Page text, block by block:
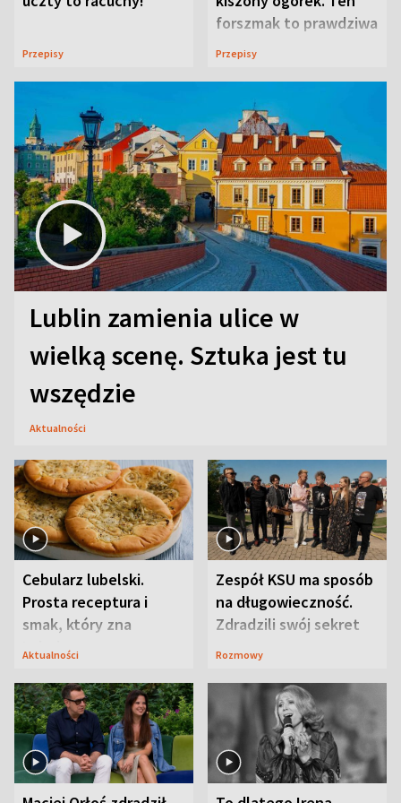
Przepisy
forszmak to prawdziwa
uczta
Przepisy
Lublin zamienia ulice w
wielką scenę. Sztuka jest tu
wszędzie
Aktualności
Cebularz lubelski.
Prosta receptura i
smak, który zna
Lubelszczyzna
Aktualności
Zespół KSU ma sposób
na długowieczność.
Zdradzili swój sekret
Rozmowy